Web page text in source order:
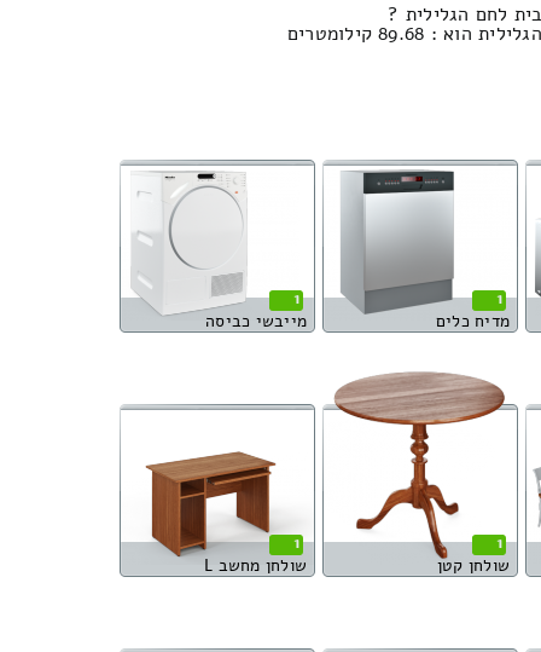
לחם הגלילית ?
89.68 קילומטרים
1
מדיח כלים
1
מייבשי כביסה
1
שולחן קטן
1
שולחן מחשב L